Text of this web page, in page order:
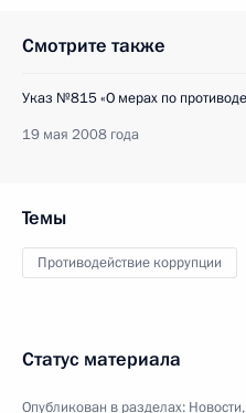
Смотрите также
Указ №815 «О мерах по
19 мая 2008 года
Темы
Противодействие коррупции
Статус материала
Опубликован в разделах: Новости,